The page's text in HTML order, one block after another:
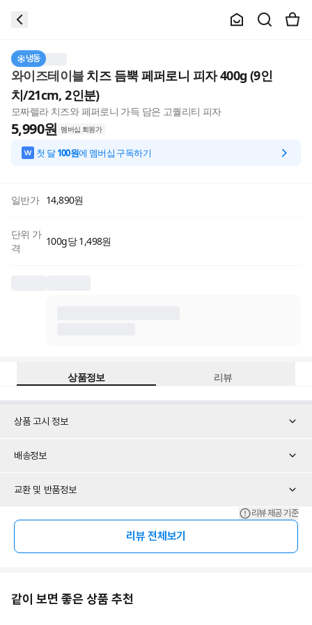
냉동
와이즈테이블치즈 듬뿍 페퍼로니 피자 400g (9인
치/21cm, 2인분)
모짜렐라 치즈와 페퍼로니 가득 담은 고퀄리티 피자
5,990원 멤버십 회원가
첫 달100원에 멤버십 구독하기
일반가 14,890원
단위 가
격
100g당 1,498원
상품정보 리뷰
상품 고시 정보
배송정보
교환 및 반품정보
리뷰 제공 기준
리뷰 전체보기
같이 보면 좋은 상품 추천